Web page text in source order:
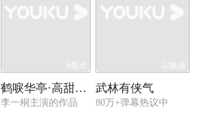
6集全
鹤唳华亭·高甜番外
李一桐主演的作品
22集全
武林有侠气
80万+弹幕热议中